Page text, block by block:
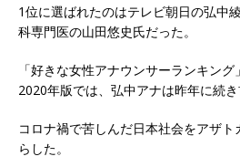
1位に選ばれたのはテレビ朝日の弘中
科専門医の山田悠史氏だった。
「好きな女性アナウンサーランキン
2020年版では、弘中アナは昨年に続き
コロナ禍で苦しんだ日本社会をアザ
らした。